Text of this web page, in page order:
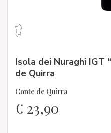
Isola dei Nuraghi IGT
de Quirra
Conte de Quirra
€ 23,90